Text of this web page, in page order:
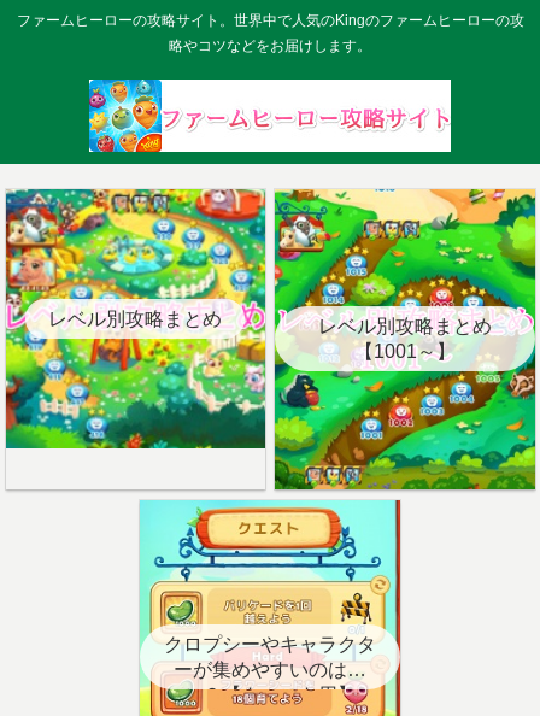
ファームヒーローの攻略サイト。世界中で人気のKingのファームヒーローの攻
略やコツなどをお届けします。
レベル別攻略まとめ
レベル別攻略まとめ
【1001～】
クロプシーやキャラクタ
ーが集めやすいのはど
こ？【クエスト用】